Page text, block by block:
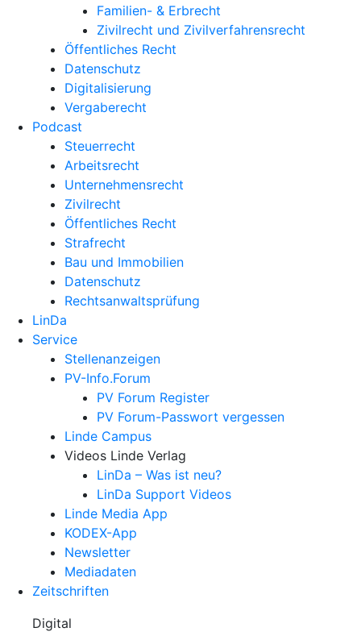
Familien- & Erbrecht
Zivilrecht und Zivilverfahrensrecht
Öffentliches Recht
Datenschutz
Digitalisierung
Vergaberecht
Podcast
Steuerrecht
Arbeitsrecht
Unternehmens­recht
Zivilrecht
Öffentliches Recht
Strafrecht
Bau und Immobilien
Datenschutz
Rechtsanwalts­prüfung
LinDa
Service
Stellenanzeigen
PV-Info.Forum
PV Forum Register
PV Forum-Passwort vergessen
Linde Campus
Videos Linde Verlag
LinDa – Was ist neu?
LinDa Support Videos
Linde Media App
KODEX-App
Newsletter
Mediadaten
Zeitschriften
Digital